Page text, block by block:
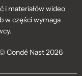
i materiałów wideo
w części wymaga
Condé Nast 2026